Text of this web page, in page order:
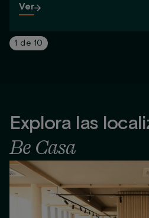
Ver
1 de 10
Explora las
Be Casa